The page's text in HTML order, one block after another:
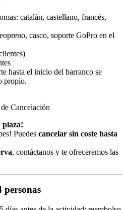
catalán, castellano, francés,
casco, soporte GoPro en el
hasta el inicio del barranco se
propio.
Cancelación
plaza!
Puedes cancelar sin coste hasta
, contáctanos y te ofreceremos las
personas